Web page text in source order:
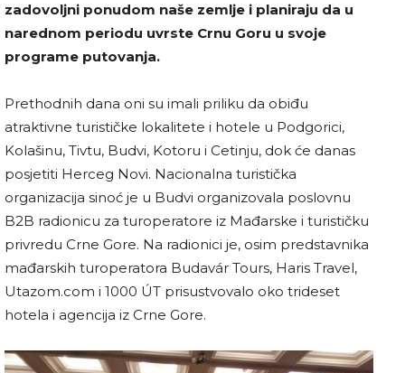
zadovoljni ponudom naše zemlje i planiraju da u
narednom periodu uvrste Crnu Goru u svoje
programe putovanja.
Prethodnih dana oni su imali priliku da obiđu
atraktivne turističke lokalitete i hotele u Podgorici,
Kolašinu, Tivtu, Budvi, Kotoru i Cetinju, dok će danas
posjetiti Herceg Novi. Nacionalna turistička
organizacija sinoć je u Budvi organizovala poslovnu
B2B radionicu za turoperatore iz Mađarske i turističku
privredu Crne Gore. Na radionici je, osim predstavnika
mađarskih turoperatora Budavár Tours, Haris Travel,
Utazom.com i 1000 ÚT prisustvovalo oko trideset
hotela i agencija iz Crne Gore.